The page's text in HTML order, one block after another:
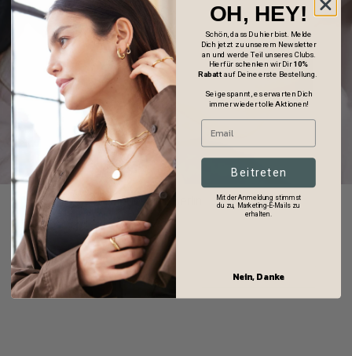
Liebeskind Berlin
OH, HEY!
Schön, dass Du hier bist. Melde
Dich jetzt zu unserem Newsletter
an und werde Teil unseres Clubs.
Hierfür schenken wir Dir10%
Rabatt auf Deine erste Bestellung.
Sei gespannt, es erwarten Dich
immer wieder tolle Aktionen!
Beitreten
Mit der Anmeldung stimmst
du zu, Marketing-E-Mails zu
erhalten.
Nein, Danke